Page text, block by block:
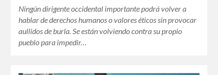
Ningún dirigente occidental importante podrá volver a
hablar de derechos humanos o valores éticos sin provocar
aullidos de burla. Se están volviendo contra su propio
pueblo para impedir…